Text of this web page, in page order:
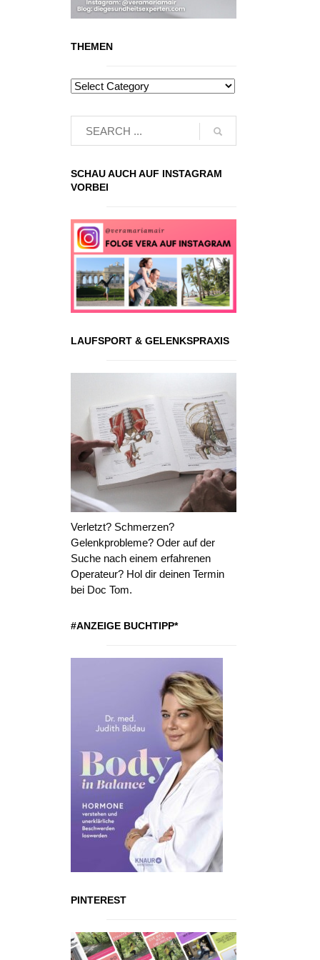
THEMEN
SCHAU AUCH AUF INSTAGRAM
VORBEI
LAUFSPORT & GELENKSPRAXIS
Verletzt? Schmerzen?
Gelenkprobleme? Oder auf der
Suche nach einem erfahrenen
Operateur? Hol dir deinen Termin
bei Doc Tom.
#ANZEIGE BUCHTIPP*
PINTEREST